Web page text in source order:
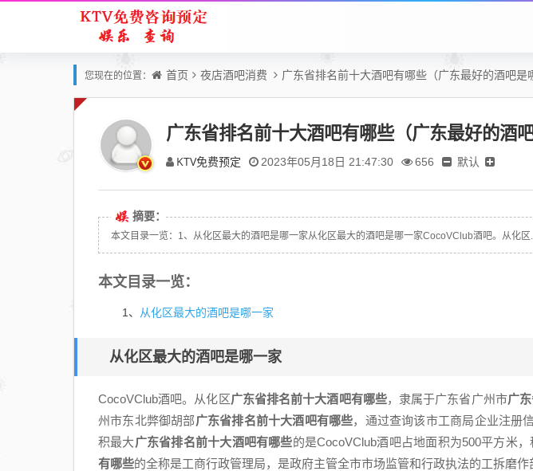
您现在的位置： 首页 夜店酒吧消费 广东省排名前十大酒吧有哪些（广东最好的酒吧是
广东省排名前十大酒吧有哪些（广东最好的酒吧
KTV免费预定 2023年05月18日 21:47:30 656 默认
摘要：
本文目录一览：1、从化区最大的酒吧是哪一家从化区最大的酒吧是哪一家CocoVClub酒吧。从化区
本文目录一览：
1、 从化区最大的酒吧是哪一家
从化区最大的酒吧是哪一家
CocoVClub酒吧。从化区广东省排名前十大酒吧有哪些，隶属于广东省广州市广
州市东北弊御胡部广东省排名前十大酒吧有哪些，通过查询该市工商局企业注册
积最大广东省排名前十大酒吧有哪些的是CocoVClub酒吧占地面积为500平方米
有哪些的全称是工商行政管理局，是政府主管全市市场监管和行政执法的工拆磨作